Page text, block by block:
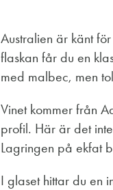
Australien är känt
flaskan får du en
med malbec, men
Vinet kommer från
profil. Här är det
Lagringen på ekfat
I glaset hittar du en